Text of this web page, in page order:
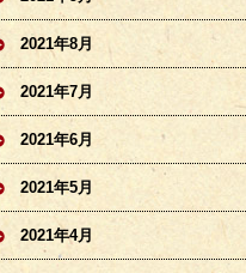
2021年8月
2021年7月
2021年6月
2021年5月
2021年4月